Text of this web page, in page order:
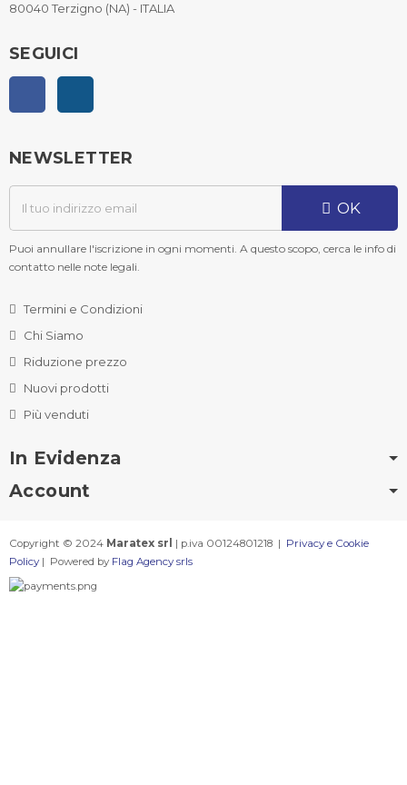
80040 Terzigno (NA) - ITALIA
SEGUICI
NEWSLETTER
OK
Puoi annullare l'iscrizione in ogni momenti. A questo scopo, cerca le info di
contatto nelle note legali.
Termini e Condizioni
Chi Siamo
Riduzione prezzo
Nuovi prodotti
Più venduti
In Evidenza
Account
Copyright © 2024 Maratex srl | p.iva 00124801218 | Privacy e Cookie
Policy | Powered by Flag Agency srls